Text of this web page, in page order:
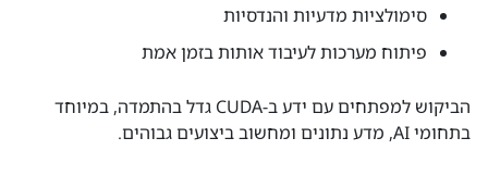
סימולציות מדעיות והנדסיות
פיתוח מערכות לעיבוד אותות בזמן אמת
הביקוש למפתחים עם ידע ב-CUDA גדל בהתמדה, במיוחד
בתחומי AI, מדע נתונים ומחשוב ביצועים גבוהים.